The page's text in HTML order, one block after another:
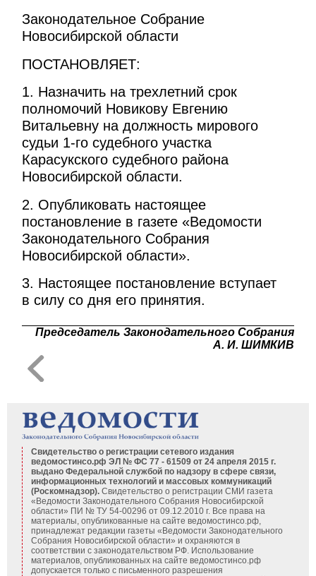
Законодательное Собрание
Новосибирской области
ПОСТАНОВЛЯЕТ:
1. Назначить на трехлетний срок
полномочий Новикову Евгению
Витальевну на должность мирового
судьи 1-го судебного участка
Карасукского судебного района
Новосибирской области.
2. Опубликовать настоящее
постановление в газете «Ведомости
Законодательного Собрания
Новосибирской области».
3. Настоящее постановление вступает
в силу со дня его принятия.
Председатель Законодательного Собрания
А. И. ШИМКИВ
Свидетельство о регистрации сетевого издания
ведомостинсо.рф ЭЛ № ФС 77 - 61509 от 24 апреля 2015 г.
выдано Федеральной службой по надзору в сфере связи,
информационных технологий и массовых коммуникаций
(Роскомнадзор). Свидетельство о регистрации СМИ газета
«Ведомости Законодательного Собрания Новосибирской
области» ПИ № ТУ 54-00296 от 09.12.2010 г. Все права на
материалы, опубликованные на сайте ведомостинсо.рф,
принадлежат редакции газеты «Ведомости Законодательного
Собрания Новосибирской области» и охраняются в
соответствии с законодательством РФ. Использование
материалов, опубликованных на сайте ведомостинсо.рф
допускается только с письменного разрешения